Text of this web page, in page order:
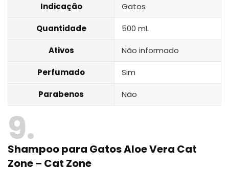
Indicação Gatos
Quantidade 500 mL
Ativos Não informado
Perfumado Sim
Parabenos Não
9
Shampoo para Gatos Aloe Vera Cat
Zone – Cat Zone